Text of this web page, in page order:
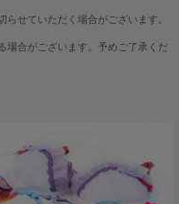
せていただく場合がございます。
場合がございます。予めご了承くだ